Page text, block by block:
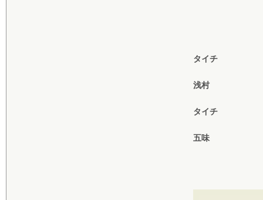
タイチ
浅村
タイチ
五味